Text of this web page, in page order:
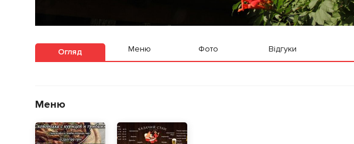
Огляд Меню Фото Відгуки
Меню